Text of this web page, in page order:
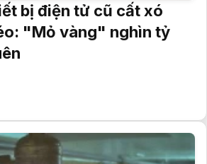
bị điện tử cũ cất xó
"Mỏ vàng" nghìn tỷ